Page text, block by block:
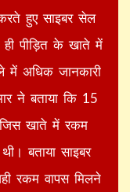
हुए साइबर सेल
ही पीड़ित के खाते में
में अधिक जानकारी
ने बताया कि 15
जिस खाते में रकम
बताया साइबर
रकम वापस मिलने